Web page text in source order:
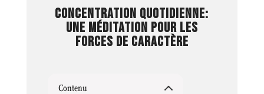
CONCENTRATION QUOTIDIENNE:
UNE MÉDITATION POUR LES
FORCES DE CARACTÈRE
Contenu